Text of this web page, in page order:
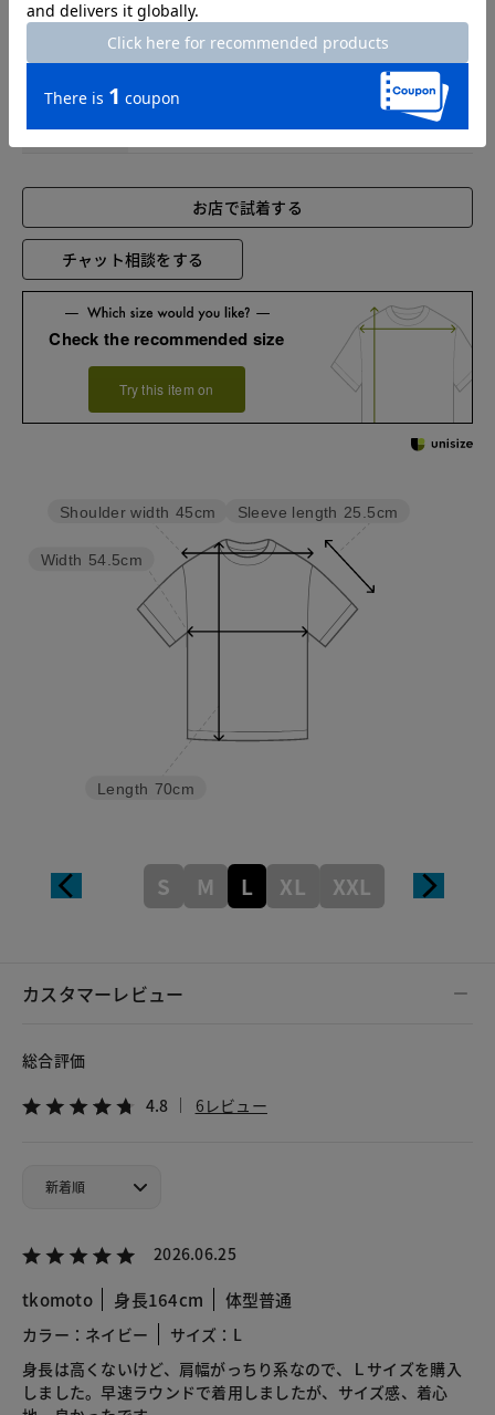
L 70
XL 72 115 47 26.5
XXL 74 121 49 26.5
お店で試着する
チャット相談をする
Check the recommended size
Try this item on
Sleeve length 25.5cm
Length 70cm
Width 54.5cm
Shoulder width 45cm
S M L XL XXL
カスタマーレビュー
総合評価
4.8 6レビュー
2026.06.25
tkomoto 身長164cm 体型普通
カラー：ネイビー
サイズ：L
身長は高くないけど、肩幅がっちり系なので、Ｌサイズを購入
しました。早速ラウンドで着用しましたが、サイズ感、着心